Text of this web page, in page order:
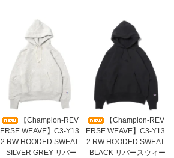
【Champion-REV
ERSE WEAVE】C3-Y13
2 RW HOODED SWEAT
- SILVER GREY リバー
【Champion-REV
ERSE WEAVE】C3-Y13
2 RW HOODED SWEAT
- BLACK リバースウィー